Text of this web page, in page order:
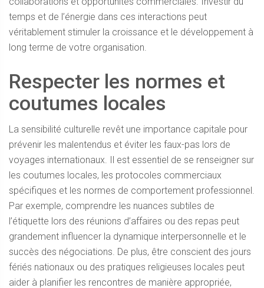
temps et de l’énergie dans ces interactions peut
véritablement stimuler la croissance et le développement à
long terme de votre organisation.
Respecter les normes et
coutumes locales
La sensibilité culturelle revêt une importance capitale pour
prévenir les malentendus et éviter les faux-pas lors de
voyages internationaux. Il est essentiel de se renseigner sur
les coutumes locales, les protocoles commerciaux
spécifiques et les normes de comportement professionnel.
Par exemple, comprendre les nuances subtiles de
l’étiquette lors des réunions d’affaires ou des repas peut
grandement influencer la dynamique interpersonnelle et le
succès des négociations. De plus, être conscient des jours
fériés nationaux ou des pratiques religieuses locales peut
aider à planifier les rencontres de manière appropriée,